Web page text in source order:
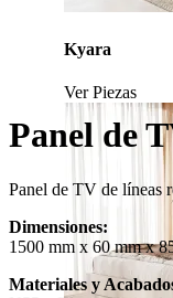
Kyara
Ver Piezas
Panel de
Panel de TV de líneas
Dimensiones:
1500 mm x 60 mm x
Materiales y